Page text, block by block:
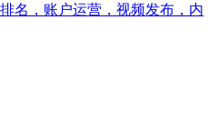
名，账户运营，视频发布，内